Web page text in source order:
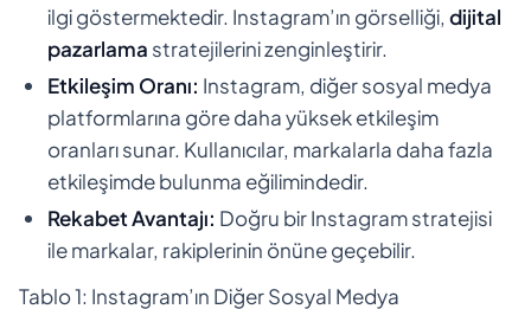
ilgi göstermektedir. Instagram’ın görselliği, dijital
pazarlama stratejilerini zenginleştirir.
Etkileşim Oranı: Instagram, diğer sosyal medya
platformlarına göre daha yüksek etkileşim
oranları sunar. Kullanıcılar, markalarla daha fazla
etkileşimde bulunma eğilimindedir.
Rekabet Avantajı: Doğru bir Instagram stratejisi
ile markalar, rakiplerinin önüne geçebilir.
Tablo 1: Instagram’ın Diğer Sosyal Medya